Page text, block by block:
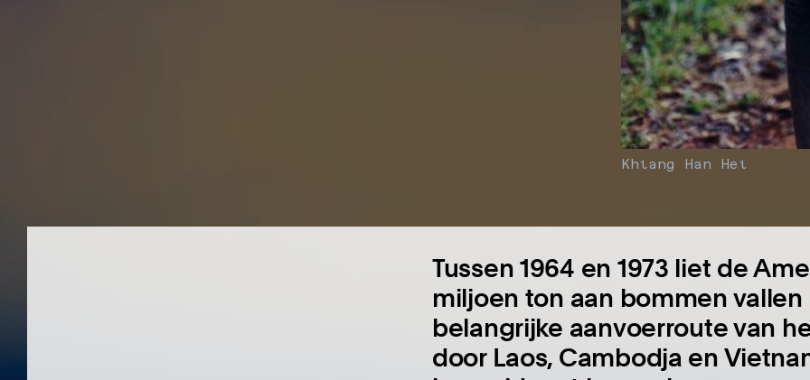
Khiang Han Hei
Tussen 1964 en 1973 liet de
miljoen ton aan bommen
belangrijke aanvoerroute van
door Laos, Cambodja en